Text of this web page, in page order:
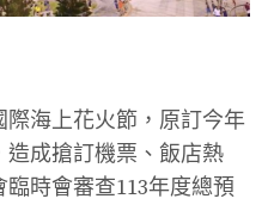
海上花火節，原訂今年
成搶訂機票、飯店熱
時會審查113年度總預